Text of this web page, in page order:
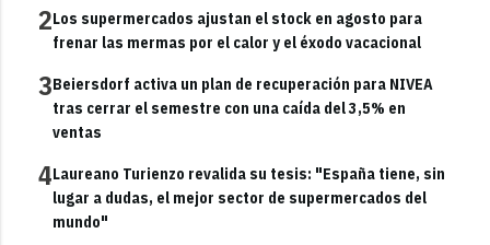
2Los supermercados ajustan el stock en agosto para
frenar las mermas por el calor y el éxodo vacacional
3Beiersdorf activa un plan de recuperación para NIVEA
tras cerrar el semestre con una caída del 3,5% en
ventas
4Laureano Turienzo revalida su tesis: "España tiene, sin
lugar a dudas, el mejor sector de supermercados del
mundo"